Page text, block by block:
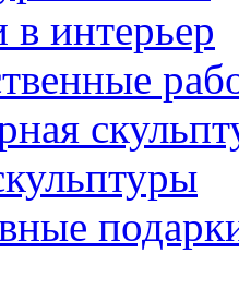
интерьер